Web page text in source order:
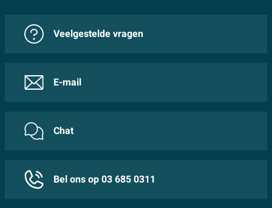
Veelgestelde vragen
E-mail
Chat
Bel ons op 03 685 0311